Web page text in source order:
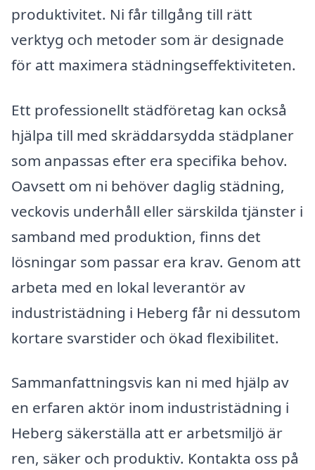
produktivitet. Ni får tillgång till rätt
verktyg och metoder som är designade
för att maximera städningseffektiviteten.
Ett professionellt städföretag kan också
hjälpa till med skräddarsydda städplaner
som anpassas efter era specifika behov.
Oavsett om ni behöver daglig städning,
veckovis underhåll eller särskilda tjänster i
samband med produktion, finns det
lösningar som passar era krav. Genom att
arbeta med en lokal leverantör av
industristädning i Heberg får ni dessutom
kortare svarstider och ökad flexibilitet.
Sammanfattningsvis kan ni med hjälp av
en erfaren aktör inom industristädning i
Heberg säkerställa att er arbetsmiljö är
ren, säker och produktiv. Kontakta oss på